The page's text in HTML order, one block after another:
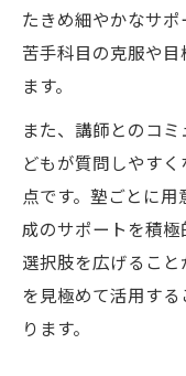
塾の学生
塾比較で
塾の失敗
進路に直結す
塾の活用
塾を活か
塾の進路
たきめ細やかなサポ
苦手科目の克服や
ます。
また、講師とのコ
どもが質問しやす
点です。塾ごとに
成のサポートを積
選択肢を広げるこ
を見極めて活用す
ります。